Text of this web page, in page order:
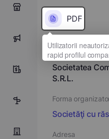
0
6
PDF
Denumirea
Societatea
S.R.L.
Forma
Societăţi cu
Adresa